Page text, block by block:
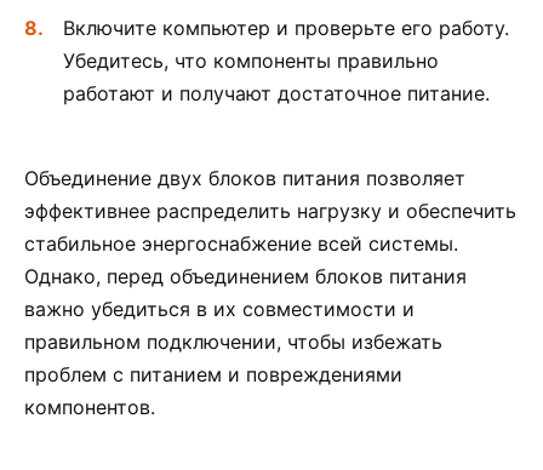
Включите компьютер и проверьте его работу.
Убедитесь, что компоненты правильно
работают и получают достаточное питание.
Объединение двух блоков питания позволяет
эффективнее распределить нагрузку и обеспечить
стабильное энергоснабжение всей системы.
Однако, перед объединением блоков питания
важно убедиться в их совместимости и
правильном подключении, чтобы избежать
проблем с питанием и повреждениями
компонентов.